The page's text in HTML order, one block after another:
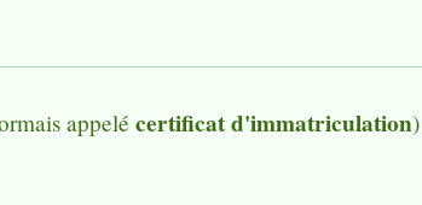
appelé certificat d'immatriculation